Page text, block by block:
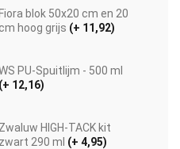
Fiora blok 50x20 cm en 20
cm hoog grijs (+ 11,92)
PU-Spuitlijm - 500 ml
(+ 12,16)
Zwaluw HIGH-TACK kit
zwart 290 ml (+ 4,95)